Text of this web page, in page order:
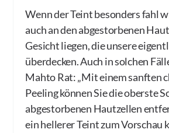
Wenn der Teint besonders fahl
auch an den abgestorbenen
Gesicht liegen, die unsere
überdecken. Auch in solchen
Mahto Rat: „Mit einem sanften
Peeling können Sie die oberste
abgestorbenen Hautzellen
ein hellerer Teint zum Vorschau